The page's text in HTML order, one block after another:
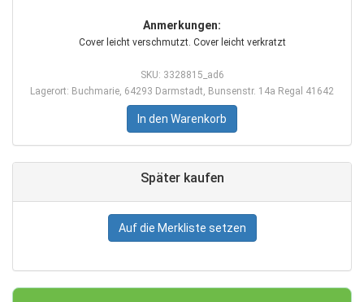
Anmerkungen:
Cover leicht verschmutzt. Cover leicht verkratzt
SKU: 3328815_ad6
Lagerort: Buchmarie, 64293 Darmstadt, Bunsenstr. 14a Regal 41642
In den Warenkorb
Später kaufen
Auf die Merkliste setzen